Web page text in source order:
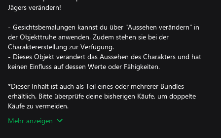
Jägers verändern!
- Gesichtsbemalungen kannst du über "Aussehen verändern" in
der Objekttruhe anwenden. Zudem stehen sie bei der
Charaktererstellung zur Verfügung.
- Dieses Objekt verändert das Aussehen des Charakters und hat
keinen Einfluss auf dessen Werte oder Fähigkeiten.
*Dieser Inhalt ist auch als Teil eines oder mehrerer Bundles
erhältlich. Bitte überprüfe deine bisherigen Käufe, um doppelte
Käufe zu vermeiden.
Mehr anzeigen